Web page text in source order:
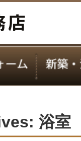
浴室